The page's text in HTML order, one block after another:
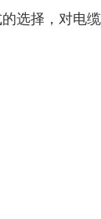
选择，对电